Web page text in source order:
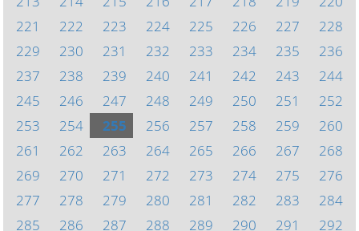
221
222 223 224 225 226 227
228
229
230 231 232 233 234 235
236
237
238 239 240 241 242 243
244
245
246 247 248 249 250 251
252
253
254 255 256 257 258 259
260
261
262 263 264 265 266 267
268
269
270 271 272 273 274 275
276
277
278 279 280 281 282 283
284
285
286 287 288 289 290 291
292